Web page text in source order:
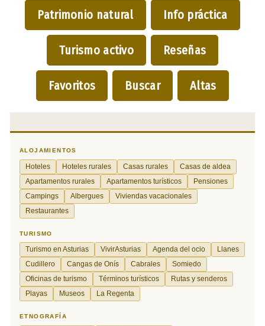
Patrimonio natural Info práctica
Turismo activo Reseñas
Favoritos Buscar Altas